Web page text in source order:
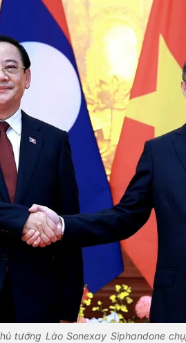
tướng Lào Sonexay Siphandone